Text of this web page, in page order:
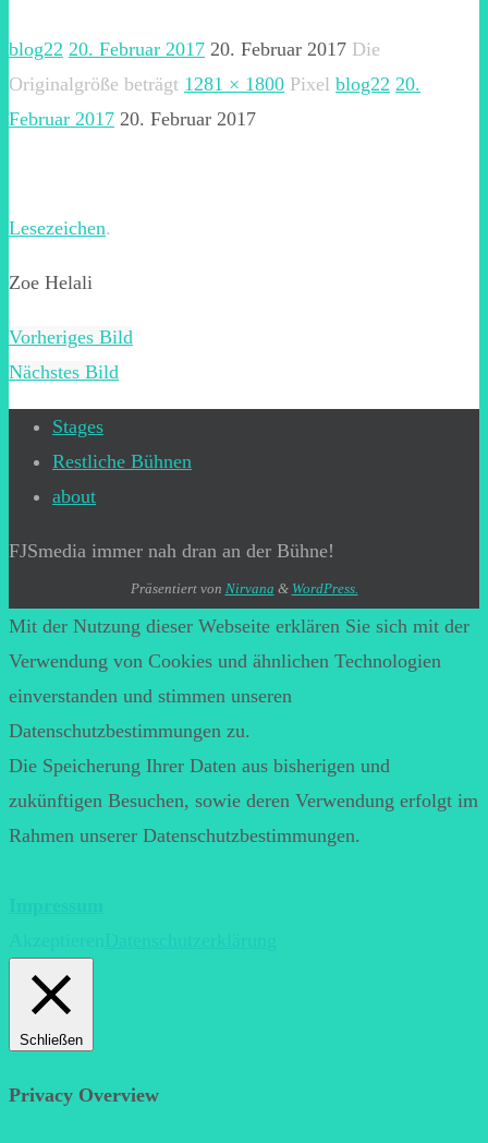
blog22 20. Februar 2017 20. Februar 2017 Die
Originalgröße beträgt 1281 × 1800 Pixel blog22 20.
Februar 2017 20. Februar 2017
Lesezeichen.
Zoe Helali
Vorheriges Bild
Nächstes Bild
Stages
Restliche Bühnen
about
FJSmedia immer nah dran an der Bühne!
Präsentiert von Nirvana & WordPress.
Mit der Nutzung dieser Webseite erklären Sie sich mit der
Verwendung von Cookies und ähnlichen Technologien
einverstanden und stimmen unseren
Datenschutzbestimmungen zu.
Die Speicherung Ihrer Daten aus bisherigen und
zukünftigen Besuchen, sowie deren Verwendung erfolgt im
Rahmen unserer Datenschutzbestimmungen.
Schließen
Privacy Overview